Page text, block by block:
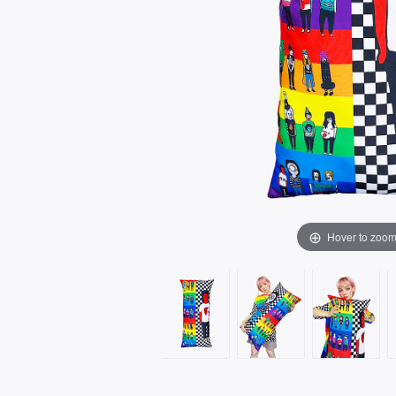
Hover to